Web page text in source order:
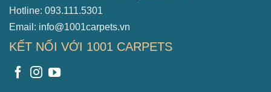
Hotline: 093.111.5301
Email: info@1001carpets.vn
KẾT NỐI VỚI 1001 CARPETS